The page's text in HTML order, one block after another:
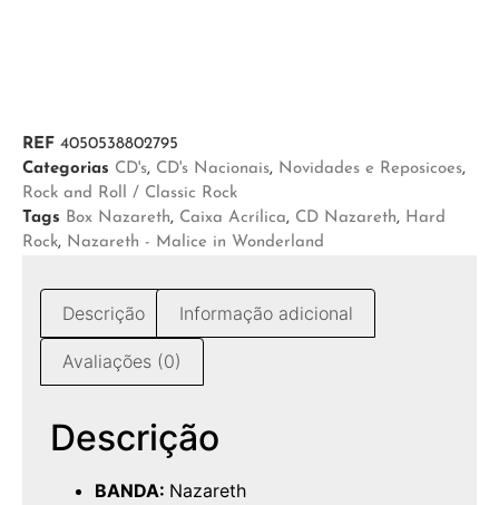
REF 4050538802795
Categorias CD's, CD's Nacionais, Novidades e Reposicoes,
Rock and Roll / Classic Rock
Tags Box Nazareth, Caixa Acrílica, CD Nazareth, Hard
Rock, Nazareth - Malice in Wonderland
Descrição Informação adicional
Avaliações (0)
Descrição
BANDA: Nazareth